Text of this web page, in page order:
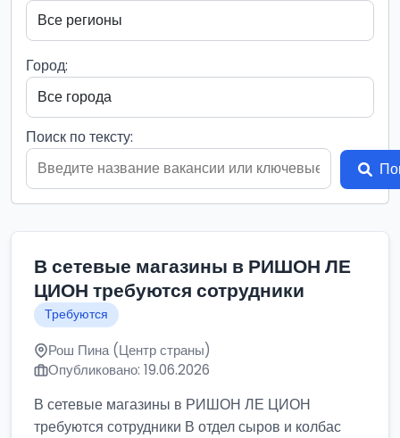
Город:
Поиск по тексту:
В сетевые магазины в РИШОН ЛЕ
ЦИОН требуются сотрудники
Требуются
Рош Пина (Центр страны)
Опубликовано: 19.06.2026
В сетевые магазины в РИШОН ЛЕ ЦИОН
требуются сотрудники В отдел сыров и колбас